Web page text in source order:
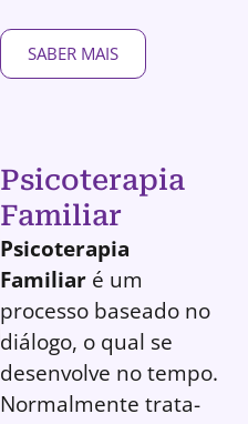
SABER MAIS
Psicoterapia
Familiar
Psicoterapia
Familiar é um
processo baseado no
diálogo, o qual se
desenvolve no tempo.
Normalmente trata-